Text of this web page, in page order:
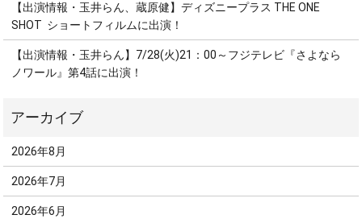
【出演情報・玉井らん、蔵原健】ディズニープラス THE ONE
SHOT ショートフィルムに出演！
【出演情報・玉井らん】7/28(火)21：00～フジテレビ『さよなら
ノワール』第4話に出演！
2026年8月
2026年7月
2026年6月